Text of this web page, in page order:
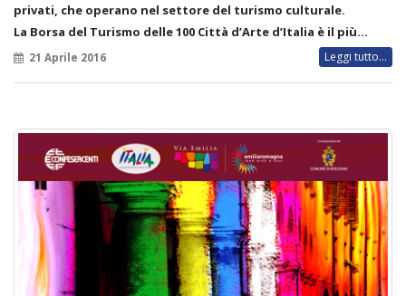
privati, che operano nel settore del turismo culturale.
La Borsa del Turismo delle 100 Città d’Arte d’Italia è il più…
21 Aprile 2016 Leggi tutto...